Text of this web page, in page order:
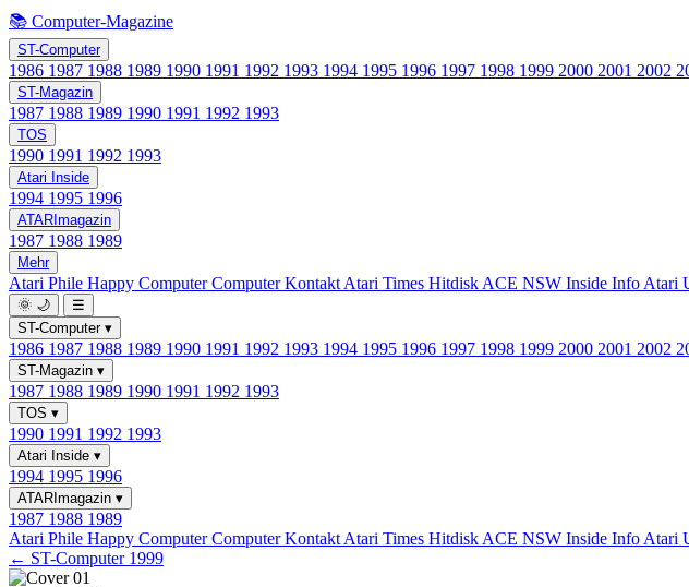
📚 Computer-Magazine
ST-Computer
1986 1987 1988 1989 1990 1991 1992 1993 1994 1995 1996 1997 1998 1999 2000 2001 2002
ST-Magazin
1987 1988 1989 1990 1991 1992 1993
TOS
1990 1991 1992 1993
Atari Inside
1994 1995 1996
ATARImagazin
1987 1988 1989
Mehr
Atari Phile Happy ComputerComputer Kontakt Atari Times Hitdisk ACE NSW Inside Info Atari
🌞 🌙
☰
ST-Computer ▾
1986 1987 1988 1989 1990 1991 1992 1993 1994 1995 1996 1997 1998 1999 2000 2001 2002
ST-Magazin ▾
1987 1988 1989 1990 1991 1992 1993
TOS ▾
1990 1991 1992 1993
Atari Inside ▾
1994 1995 1996
ATARImagazin ▾
1987 1988 1989
Atari Phile Happy ComputerComputer Kontakt Atari Times Hitdisk ACE NSW Inside Info Atari
← ST-Computer 1999